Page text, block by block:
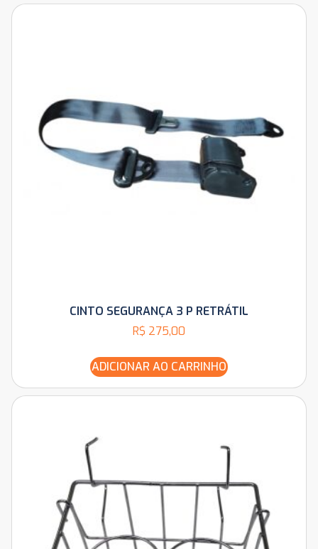
CINTO SEGURANÇA 3 P RETRÁTIL
R$ 275,00
ADICIONAR AO CARRINHO